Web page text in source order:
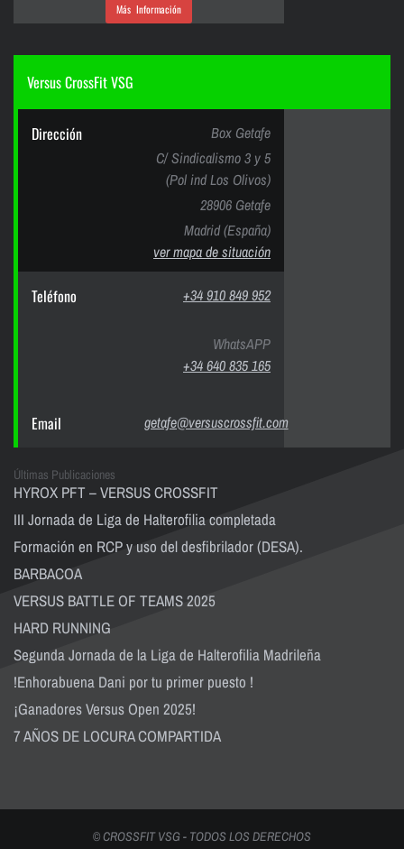
Más Información
Versus CrossFit VSG
Dirección
Box Getafe
C/ Sindicalismo 3 y 5
(Pol ind Los Olivos)
28906 Getafe
Madrid (España)
ver mapa de situación
Teléfono +34 910 849 952
WhatsAPP
+34 640 835 165
Email getafe@versuscrossfit.com
Últimas Publicaciones
HYROX PFT – VERSUS CROSSFIT
III Jornada de Liga de Halterofilia completada
Formación en RCP y uso del desfibrilador (DESA).
BARBACOA
VERSUS BATTLE OF TEAMS 2025
HARD RUNNING
Segunda Jornada de la Liga de Halterofilia Madrileña
!Enhorabuena Dani por tu primer puesto !
¡Ganadores Versus Open 2025!
7 AÑOS DE LOCURA COMPARTIDA
© CROSSFIT VSG - TODOS LOS DERECHOS